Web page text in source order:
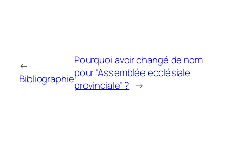
←
Bibliographie
Pourquoi avoir changé de nom
pour “Assemblée ecclésiale
provinciale” ? →